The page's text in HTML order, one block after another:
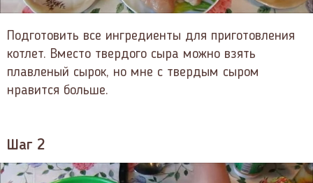
Подготовить все ингредиенты для приготовления
котлет. Вместо твердого сыра можно взять
плавленый сырок, но мне с твердым сыром
нравится больше.
Шаг 2